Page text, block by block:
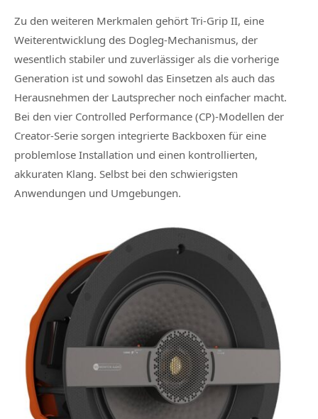
Zu den weiteren Merkmalen gehört Tri-Grip II, eine
Weiterentwicklung des Dogleg-Mechanismus, der
wesentlich stabiler und zuverlässiger als die vorherige
Generation ist und sowohl das Einsetzen als auch das
Herausnehmen der Lautsprecher noch einfacher macht.
Bei den vier Controlled Performance (CP)-Modellen der
Creator-Serie sorgen integrierte Backboxen für eine
problemlose Installation und einen kontrollierten,
akkuraten Klang. Selbst bei den schwierigsten
Anwendungen und Umgebungen.